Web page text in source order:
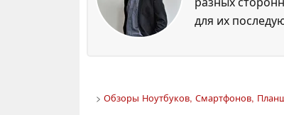
для их
> Обзоры Ноутбуков, Смартфонов,